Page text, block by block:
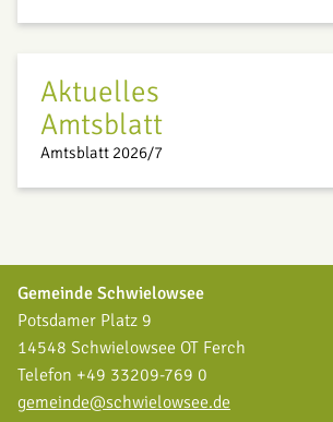
Aktuelles
Amtsblatt
Amtsblatt 2026/7
Gemeinde Schwielowsee
Potsdamer Platz 9
14548 Schwielowsee OT Ferch
Telefon +49 33209-769 0
gemeinde@schwielowsee.de